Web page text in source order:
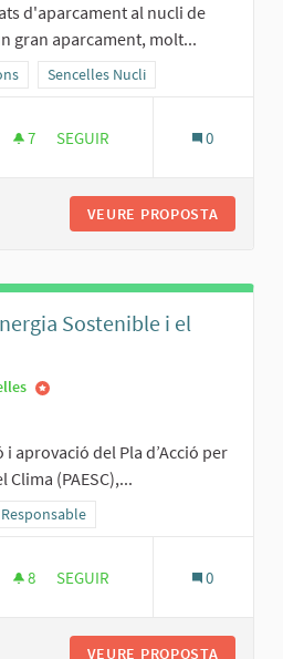
d'aparcament al nucli de
gran aparcament, molt...
Transport i comunicacions
Resultats al filtrar per l'àmbit:
Sencelles Nucli
7 7 SEGUIDORES
SEGUIR 0
VEURE PROPOSTA
Sostenible i el
aprovació del Pla d’Acció per
Clima (PAESC),...
Sostenibilitat i Consum
8 8 SEGUIDORES
SEGUIR 0
VEURE PROPOSTA